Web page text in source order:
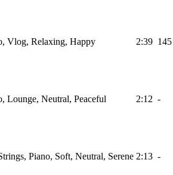
Vlog, Relaxing, Happy 2:39 145
Lounge, Neutral, Peaceful 2:12 -
Piano, Soft, Neutral, Serene 2:13 -